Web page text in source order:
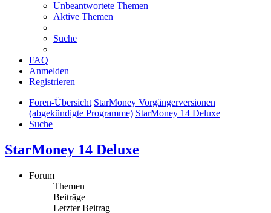
Unbeantwortete Themen
Aktive Themen
Suche
FAQ
Anmelden
Registrieren
Foren-Übersicht StarMoney Vorgängerversionen
(abgekündigte Programme) StarMoney 14 Deluxe
Suche
StarMoney 14 Deluxe
Forum
Themen
Beiträge
Letzter Beitrag